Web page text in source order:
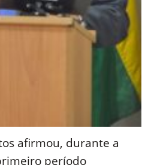
afirmou, durante a
período